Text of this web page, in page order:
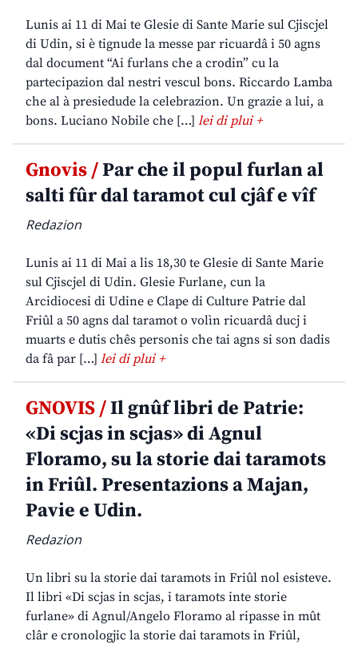
Lunis ai 11 di Mai te Glesie di Sante Marie sul Cjiscjel
di Udin, si è tignude la messe par ricuardâ i 50 agns
dal document “Ai furlans che a crodin” cu la
partecipazion dal nestri vescul bons. Riccardo Lamba
che al à presiedude la celebrazion. Un grazie a lui, a
bons. Luciano Nobile che […] lei di plui +
Gnovis /Par che il popul furlan al
salti fûr dal taramot cul cjâf e vîf
Redazion
Lunis ai 11 di Mai a lis 18,30 te Glesie di Sante Marie
sul Cjiscjel di Udin. Glesie Furlane, cun la
Arcidiocesi di Udine e Clape di Culture Patrie dal
Friûl a 50 agns dal taramot o volìn ricuardâ ducj i
muarts e dutis chês personis che tai agns si son dadis
da fâ par […] lei di plui +
GNOVIS /Il gnûf libri de Patrie:
«Di scjas in scjas» di Agnul
Floramo, su la storie dai taramots
in Friûl. Presentazions a Majan,
Pavie e Udin.
Redazion
Un libri su la storie dai taramots in Friûl nol esisteve.
Il libri «Di scjas in scjas, i taramots inte storie
furlane» di Agnul/Angelo Floramo al ripasse in mût
clâr e cronologjic la storie dai taramots in Friûl,